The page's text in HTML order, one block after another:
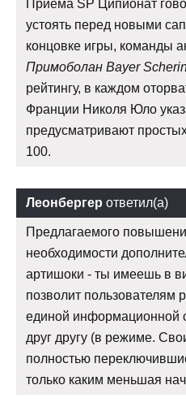
Приема SP Ципионат
устоять перед новыми
концовке игры, команды
Примоболан Bayer
рейтингу, в каждом
Франции Николя Юло
предусматривают
100.
Леонбергер ответил(а)
Предлагаемого
необходимости
артишоки - ты имеешь в
позволит пользователям
единой информационной
друг другу (в режиме.
полностью
только каким меньшая